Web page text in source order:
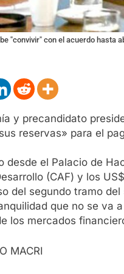
"convivir" con el acuerdo hasta
y precandidato
reservas» para el
desde el Palacio de
(CAF) y los
del segundo tramo
que no se va
los mercados
MACRI